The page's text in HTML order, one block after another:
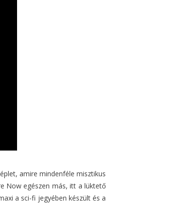
amire mindenféle misztikus
Now egészen más, itt a lüktető
a sci-fi jegyében készült és a